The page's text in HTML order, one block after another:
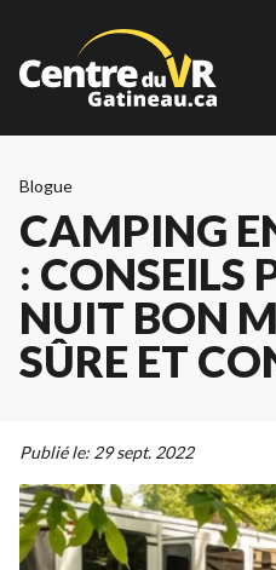
Blogue
CAMPING
: CONSEILS
NUIT BON
SÛRE ET
Publié le: 29 sept. 2022